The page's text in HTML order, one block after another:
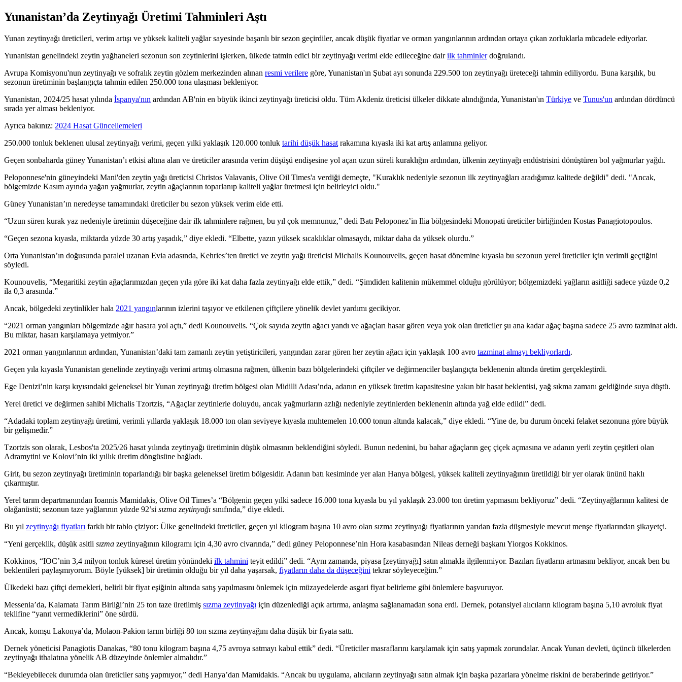
Yunanistan’da Zeytinyağı Üretimi Tahminleri Aştı
Yunan zeytinyağı üreticileri, verim artışı ve yüksek kaliteli yağlar sayesinde başarılı bir sezon geçirdiler, ancak düşük fiyatlar ve orman yangınlarının ardından ortaya çıkan zorluklarla mücadele ediyorlar.
Yunanistan genelindeki zeytin yağhaneleri sezonun son zeytinlerini işlerken, ülkede tatmin edici bir zeytinyağı verimi elde edileceğine dairilk tahminlerdoğrulandı.
Avrupa Komisyonu'nun zeytinyağı ve sofralık zeytin gözlem merkezinden alınan resmi verilere göre, Yunanistan'ın Şubat ayı sonunda 229.500 ton zeytinyağı üreteceği tahmin ediliyordu. Buna karşılık, bu
sezonun üretiminin başlangıçta tahmin edilen 250.000 tona ulaşması bekleniyor.
Yunanistan, 2024/25 hasat yılında İspanya'nın ardından AB'nin en büyük ikinci zeytinyağı üreticisi oldu. Tüm Akdeniz üreticisi ülkeler dikkate alındığında, Yunanistan'ın Türkiye ve Tunus'un ardından dördüncü
sırada yer alması bekleniyor.
Ayrıca bakınız: 2024 Hasat Güncellemeleri
250.000 tonluk beklenen ulusal zeytinyağı verimi, geçen yılki yaklaşık 120.000 tonluk tarihi düşük hasat rakamına kıyasla iki kat artış anlamına geliyor.
Geçen sonbaharda güney Yunanistan’ı etkisi altına alan ve üreticiler arasında verim düşüşü endişesine yol açan uzun süreli kuraklığın ardından, ülkenin zeytinyağı endüstrisini dönüştüren bol yağmurlar yağdı.
Peloponnese'nin güneyindeki Mani'den zeytin yağı üreticisi Christos Valavanis, Olive Oil Times'a verdiği demeçte, "Kuraklık nedeniyle sezonun ilk zeytinyağları aradığımız kalitede değildi" dedi. "Ancak,
bölgemizde Kasım ayında yağan yağmurlar, zeytin ağaçlarının toparlanıp kaliteli yağlar üretmesi için belirleyici oldu."
Güney Yunanistan’ın neredeyse tamamındaki üreticiler bu sezon yüksek verim elde etti.
“Uzun süren kurak yaz nedeniyle üretimin düşeceğine dair ilk tahminlere rağmen, bu yıl çok memnunuz,” dedi Batı Peloponez’in Ilia bölgesindeki Monopati üreticiler birliğinden Kostas Panagiotopoulos.
“Geçen sezona kıyasla, miktarda yüzde 30 artış yaşadık,” diye ekledi. “Elbette, yazın yüksek sıcaklıklar olmasaydı, miktar daha da yüksek olurdu.”
Orta Yunanistan’ın doğusunda paralel uzanan Evia adasında, Kehries’ten üretici ve zeytin yağı üreticisi Michalis Kounouvelis, geçen hasat dönemine kıyasla bu sezonun yerel üreticiler için verimli geçtiğini
söyledi.
Kounouvelis, “Megaritiki zeytin ağaçlarımızdan geçen yıla göre iki kat daha fazla zeytinyağı elde ettik,” dedi. “Şimdiden kalitenin mükemmel olduğu görülüyor; bölgemizdeki yağların asitliği sadece yüzde 0,2
ila 0,3 arasında.”
Ancak, bölgedeki zeytinlikler hala 2021 yangınlarının izlerini taşıyor ve etkilenen çiftçilere yönelik devlet yardımı gecikiyor.
“2021 orman yangınları bölgemizde ağır hasara yol açtı,” dedi Kounouvelis. “Çok sayıda zeytin ağacı yandı ve ağaçları hasar gören veya yok olan üreticiler şu ana kadar ağaç başına sadece 25 avro tazminat aldı.
Bu miktar, hasarı karşılamaya yetmiyor.”
2021 orman yangınlarının ardından, Yunanistan’daki tam zamanlı zeytin yetiştiricileri, yangından zarar gören her zeytin ağacı için yaklaşık 100 avro tazminat almayı bekliyorlardı.
Geçen yıla kıyasla Yunanistan genelinde zeytinyağı verimi artmış olmasına rağmen, ülkenin bazı bölgelerindeki çiftçiler ve değirmenciler başlangıçta beklenenin altında üretim gerçekleştirdi.
Ege Denizi’nin karşı kıyısındaki geleneksel bir Yunan zeytinyağı üretim bölgesi olan Midilli Adası’nda, adanın en yüksek üretim kapasitesine yakın bir hasat beklentisi, yağ sıkma zamanı geldiğinde suya düştü.
Yerel üretici ve değirmen sahibi Michalis Tzortzis, “Ağaçlar zeytinlerle doluydu, ancak yağmurların azlığı nedeniyle zeytinlerden beklenenin altında yağ elde edildi” dedi.
“Adadaki toplam zeytinyağı üretimi, verimli yıllarda yaklaşık 18.000 ton olan seviyeye kıyasla muhtemelen 10.000 tonun altında kalacak,” diye ekledi. “Yine de, bu durum önceki felaket sezonuna göre büyük
bir gelişmedir.”
Tzortzis son olarak, Lesbos'ta 2025/26 hasat yılında zeytinyağı üretiminin düşük olmasının beklendiğini söyledi. Bunun nedenini, bu bahar ağaçların geç çiçek açmasına ve adanın yerli zeytin çeşitleri olan
Adramytini ve Kolovi’nin iki yıllık üretim döngüsüne bağladı.
Girit, bu sezon zeytinyağı üretiminin toparlandığı bir başka geleneksel üretim bölgesidir. Adanın batı kesiminde yer alan Hanya bölgesi, yüksek kaliteli zeytinyağının üretildiği bir yer olarak ününü haklı
çıkarmıştır.
Yerel tarım departmanından Ioannis Mamidakis, Olive Oil Times’a “Bölgenin geçen yılki sadece 16.000 tona kıyasla bu yıl yaklaşık 23.000 ton üretim yapmasını bekliyoruz” dedi. “Zeytinyağlarının kalitesi de
olağanüstü; sezonun taze yağlarının yüzde 92’si sızma zeytinyağı sınıfında,” diye ekledi.
Bu yıl zeytinyağı fiyatları farklı bir tablo çiziyor: Ülke genelindeki üreticiler, geçen yıl kilogram başına 10 avro olan sızma zeytinyağı fiyatlarının yarıdan fazla düşmesiyle mevcut menşe fiyatlarından şikayetçi.
“Yeni gerçeklik, düşük asitli sızma zeytinyağının kilogramı için 4,30 avro civarında,” dedi güney Peloponnese’nin Hora kasabasından Nileas derneği başkanı Yiorgos Kokkinos.
Kokkinos, “IOC’nin 3,4 milyon tonluk küresel üretim yönündeki ilk tahmini teyit edildi” dedi. “Aynı zamanda, piyasa [zeytinyağı] satın almakla ilgilenmiyor. Bazıları fiyatların artmasını bekliyor, ancak ben bu
beklentileri paylaşmıyorum. Böyle [yüksek] bir üretimin olduğu bir yıl daha yaşarsak, fiyatların daha da düşeceğini tekrar söyleyeceğim.”
Ülkedeki bazı çiftçi dernekleri, belirli bir fiyat eşiğinin altında satış yapılmasını önlemek için müzayedelerde asgari fiyat belirleme gibi önlemlere başvuruyor.
Messenia’da, Kalamata Tarım Birliği’nin 25 ton taze üretilmiş sızma zeytinyağı için düzenlediği açık artırma, anlaşma sağlanamadan sona erdi. Dernek, potansiyel alıcıların kilogram başına 5,10 avroluk fiyat
teklifine “yanıt vermediklerini” öne sürdü.
Ancak, komşu Lakonya’da, Molaon-Pakion tarım birliği 80 ton sızma zeytinyağını daha düşük bir fiyata sattı.
Dernek yöneticisi Panagiotis Danakas, “80 tonu kilogram başına 4,75 avroya satmayı kabul ettik” dedi. “Üreticiler masraflarını karşılamak için satış yapmak zorundalar. Ancak Yunan devleti, üçüncü ülkelerden
zeytinyağı ithalatına yönelik AB düzeyinde önlemler almalıdır.”
“Bekleyebilecek durumda olan üreticiler satış yapmıyor,” dedi Hanya’dan Mamidakis. “Ancak bu uygulama, alıcıların zeytinyağı satın almak için başka pazarlara yönelme riskini de beraberinde getiriyor.”